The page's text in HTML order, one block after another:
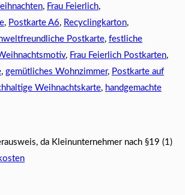
, Frau Feierlich,
, Postkarte A6, Recyclingkarton,
Postkarte, festliche
, Frau Feierlich Postkarten,
, gemütliches Wohnzimmer, Postkarte auf
Weihnachtskarte, handgemachte
da Kleinunternehmer nach §19 (1)